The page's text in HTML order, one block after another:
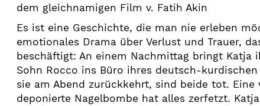
dem gleichnamigen Film v. Fatih Akin
Es ist eine Geschichte, die man nie erleben
emotionales Drama über Verlust und Trauer,
beschäftigt: An einem Nachmittag bringt Katja
Sohn Rocco ins Büro ihres deutsch-kurdischen
sie am Abend zurückkehrt, sind beide tot. Eine
deponierte Nagelbombe hat alles zerfetzt.